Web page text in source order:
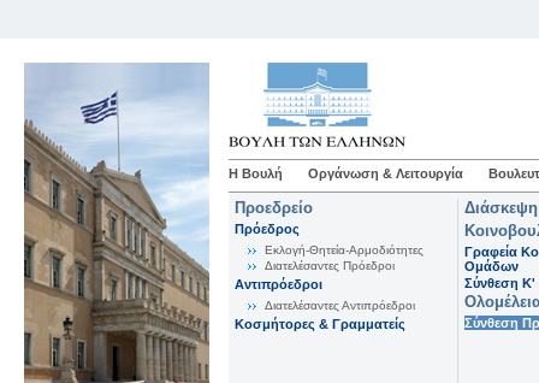
Η Βουλή Οργάνωση & Λειτουργία
Προεδρείο
Πρόεδρος
Εκλογή-Θητεία-Αρμοδιότητες
Διατελέσαντες Πρόεδροι
Αντιπρόεδροι
Διατελέσαντες Αντιπρόεδροι
Κοσμήτορες & Γραμματείς
Γραφεία
Ομάδων
Σύνθεση K'
Σύνθεση